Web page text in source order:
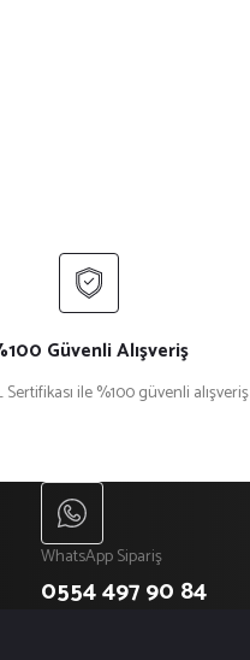
Güvenli Alışveriş
Sertifikası ile %100 güvenli alışveriş
WhatsApp Sipariş
0554 497 90 84